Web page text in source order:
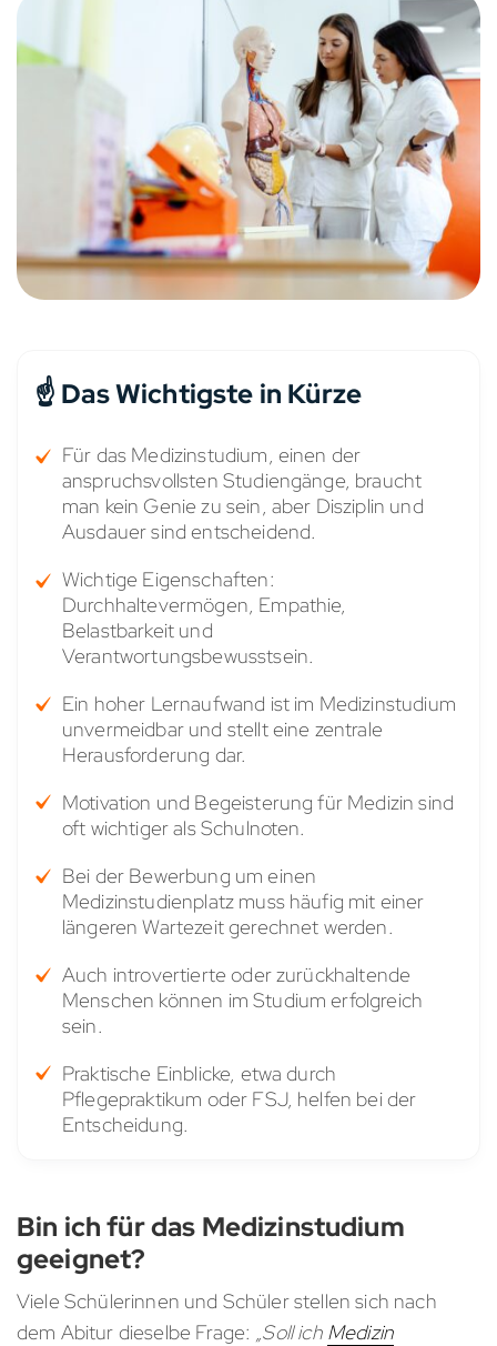
☝️ Das Wichtigste in Kürze
Für das Medizinstudium, einen der
anspruchsvollsten Studiengänge, braucht
man kein Genie zu sein, aber Disziplin und
Ausdauer sind entscheidend.
Wichtige Eigenschaften:
Durchhaltevermögen, Empathie,
Belastbarkeit und
Verantwortungsbewusstsein.
Ein hoher Lernaufwand ist im Medizinstudium
unvermeidbar und stellt eine zentrale
Herausforderung dar.
Motivation und Begeisterung für Medizin sind
oft wichtiger als Schulnoten.
Bei der Bewerbung um einen
Medizinstudienplatz muss häufig mit einer
längeren Wartezeit gerechnet werden.
Auch introvertierte oder zurückhaltende
Menschen können im Studium erfolgreich
sein.
Praktische Einblicke, etwa durch
Pflegepraktikum oder FSJ, helfen bei der
Entscheidung.
Bin ich für das Medizinstudium
geeignet?
Viele Schülerinnen und Schüler stellen sich nach
dem Abitur dieselbe Frage: „Soll ich Medizin